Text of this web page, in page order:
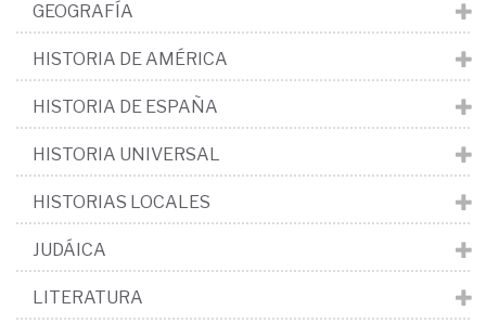
GEOGRAFÍA
HISTORIA DE AMÉRICA
HISTORIA DE ESPAÑA
HISTORIA UNIVERSAL
HISTORIAS LOCALES
JUDÁICA
LITERATURA